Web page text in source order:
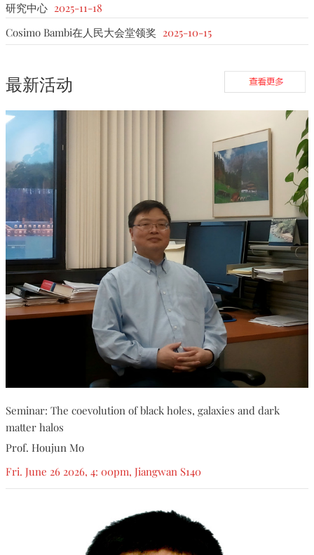
研究中心 2025-11-18
Cosimo Bambi在人民大会堂领奖 2025-10-15
最新活动
Seminar: The coevolution of black holes, galaxies and dark
matter halos
Prof. Houjun Mo
Fri. June 26 2026, 4: 00pm, Jiangwan S140